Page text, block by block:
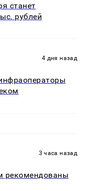
станет
рублей
4 дня назад
3 часа назад
рекомендованы